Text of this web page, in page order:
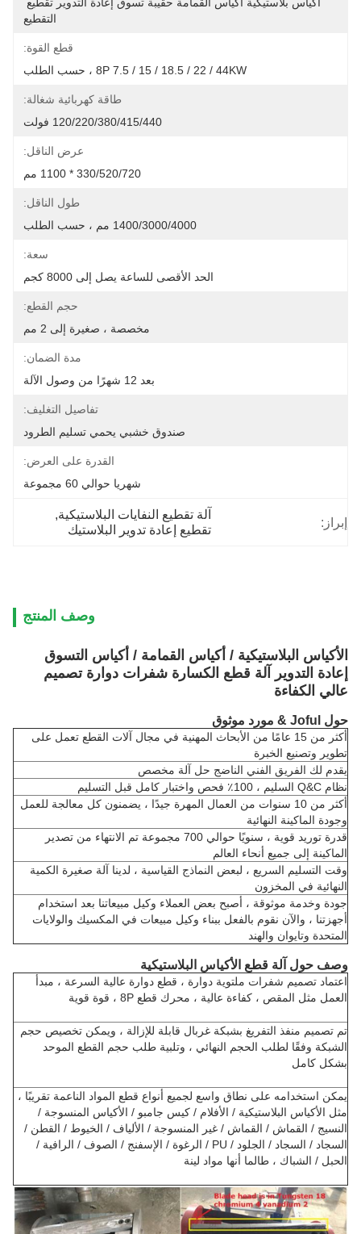
التقطيع
قطع القوة:
8P 7.5 / 15 / 18.5 / 22 / 44KW ، حسب الطلب
طاقة كهربائية شغالة:
120/220/380/415/440 فولت
عرض الناقل:
330/520/720 * 1100 مم
طول الناقل:
1400/3000/4000 مم ، حسب الطلب
سعة:
الحد الأقصى للساعة يصل إلى 8000 كجم
حجم القطع:
مخصصة ، صغيرة إلى 2 مم
مدة الضمان:
بعد 12 شهرًا من وصول الآلة
تفاصيل التغليف:
صندوق خشبي يحمي تسليم الطرود
القدرة على العرض:
شهريا حوالي 60 مجموعة
إبراز:
آلة تقطيع النفايات البلاستيكية,
تقطيع إعادة تدوير البلاستيك
وصف المنتج
الأكياس البلاستيكية / أكياس القمامة / أكياس التسوق
إعادة التدوير آلة قطع الكسارة شفرات دوارة تصميم
عالي الكفاءة
حول Joful & مورد موثوق
أكثر من 15 عامًا من الأبحاث المهنية في مجال آلات القطع تعمل على
تطوير وتصنيع الخبرة
يقدم لك الفريق الفني الناضج حل آلة مخصص
نظام Q&C السليم ، 100٪ فحص واختبار كامل قبل التسليم
أكثر من 10 سنوات من العمال المهرة جيدًا ، يضمنون كل معالجة للعمل
وجودة الماكينة النهائية
قدرة توريد قوية ، سنويًا حوالي 700 مجموعة تم الانتهاء من تصدير
الماكينة إلى جميع أنحاء العالم
وقت التسليم السريع ، لبعض النماذج القياسية ، لدينا آلة صغيرة الكمية
النهائية في المخزون
جودة وخدمة موثوقة ، أصبح بعض العملاء وكيل مبيعاتنا بعد استخدام
أجهزتنا ، والآن نقوم بالفعل ببناء وكيل مبيعات في المكسيك والولايات
المتحدة وتايوان والهند
وصف حول آلة قطع الأكياس البلاستيكية
اعتماد تصميم شفرات ملتوية دوارة ، قطع دوارة عالية السرعة ، مبدأ
العمل مثل المقص ، كفاءة عالية ، محرك قطع 8P ، قوة قوية
تم تصميم منفذ التفريغ بشبكة غربال قابلة للإزالة ، ويمكن تخصيص حجم
الشبكة وفقًا لطلب الحجم النهائي ، وتلبية طلب حجم القطع الموحد
بشكل كامل
يمكن استخدامه على نطاق واسع لجميع أنواع قطع المواد الناعمة تقريبًا ،
مثل الأكياس البلاستيكية / الأفلام / كيس جامبو / الأكياس المنسوجة /
النسيج / القماش / القماش / غير المنسوجة / الألياف / الخيوط / القطن /
السجاد / السجاد / الجلود / PU / الرغوة / الإسفنج / الصوف / الرافية /
الحبل / الشباك ، طالما أنها مواد لينة